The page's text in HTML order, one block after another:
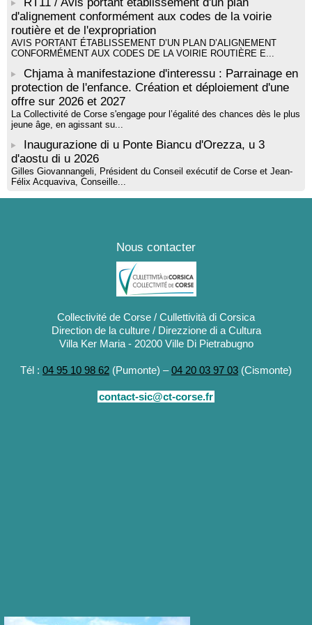
Tallà
d'alignement conformément aux codes de la voirie
routière et de l'expropriation
AVIS PORTANT ÉTABLISSEMENT D’UN PLAN D’ALIGNEMENT
CONFORMÉMENT AUX CODES DE LA VOIRIE ROUTIÈRE E...
Chjama à manifestazione d'interessu : Parrainage en
protection de l'enfance. Création et déploiement d'une
offre sur 2026 et 2027
La Collectivité de Corse s'engage pour l’égalité des chances dès le plus
jeune âge, en agissant su...
Inaugurazione di u Ponte Biancu d'Orezza, u 3
d'aostu di u 2026
Gilles Giovannangeli, Président du Conseil exécutif de Corse et Jean-
Félix Acquaviva, Conseille...
Nous contacter
Collectivité de Corse / Cullettività di Corsica
Direction de la culture / Direzzione di a Cultura
Villa Ker Maria - 20200 Ville Di Pietrabugno
Tél : 04 95 10 98 62 (Pumonte) –04 20 03 97 03 (Cismonte)
contact-sic@ct-corse.fr